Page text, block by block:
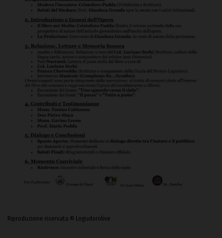
Riproduzione riservata © Logudorolive